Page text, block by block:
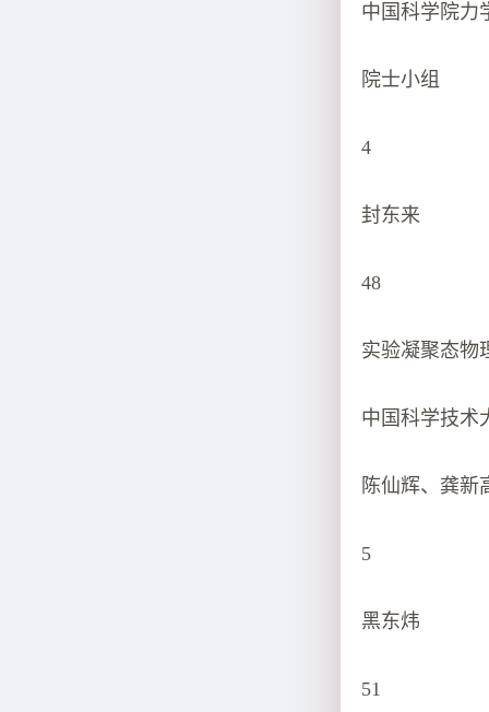
中国科学院力
院士小组
4
封东来
48
实验凝聚态物
中国科学技术
陈仙辉、龚新
5
黑东炜
51